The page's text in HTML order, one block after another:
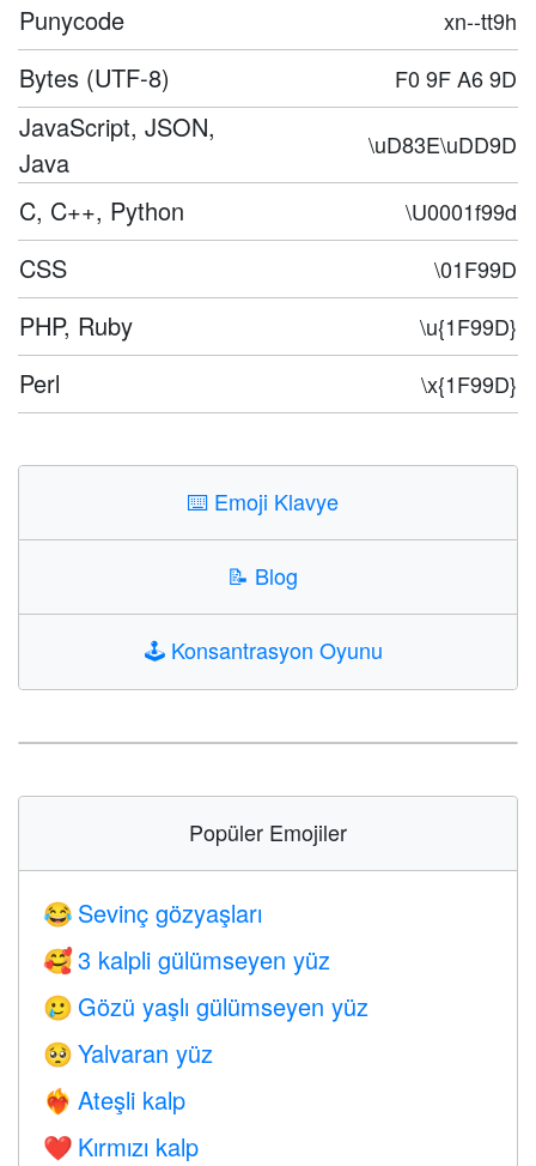
Punycode xn--tt9h
Bytes (UTF-8) F0 9F A6 9D
JavaScript, JSON,
Java
\uD83E\uDD9D
C, C++, Python \U0001f99d
CSS \01F99D
PHP, Ruby \u{1F99D}
Perl \x{1F99D}
⌨️ Emoji Klavye
📝 Blog
🕹️ Konsantrasyon Oyunu
Popüler Emojiler
😂 Sevinç gözyaşları
🥰 3 kalpli gülümseyen yüz
🥲 Gözü yaşlı gülümseyen yüz
🥺 Yalvaran yüz
❤️‍🔥 Ateşli kalp
❤️ Kırmızı kalp